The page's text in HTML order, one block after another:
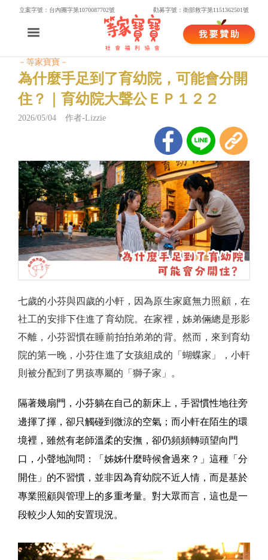
立案字號：台內團字第1070087702號 勸募字號：衛部救字第1151362501號
－等家寶寶－
為什麼手足到了育幼院，可能會分開
住？｜育幼院大聲公ＥＰ１２２
2026/05/04 作者-Lizzie
七歲的小芬與四歲的小軒，因為原生家庭無力照顧，在
社工的安排下住進了育幼院。在家裡，姊弟倆總是形影
不離，小芬習慣在睡前拍拍弟弟的背。然而，來到育幼
院的第一晚，小芬住進了女孩組成的「蝴蝶家」，小軒
則被分配到了男孩專屬的「獅子家」。
隔著幾扇門，小芬躺在自己的新床上，手習慣性地往旁
邊揮了揮，卻只觸碰到微涼的空氣；而小軒在陌生的環
境裡，雖然有老師溫柔的安撫，卻仍頻頻轉頭望向門
口，小聲地詢問：「姊姊什麼時候會過來？」這種「分
開住」的不習慣，並非因為育幼院不近人情，而是基於
專業照顧與管理上的多重考量。對大眾而言，這也是一
段較少人知的安置現況。